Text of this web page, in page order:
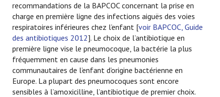
recommandations de la BAPCOC concernant la prise en
charge en première ligne des infections aiguës des voies
respiratoires inférieures chez l’enfant [voir BAPCOC, Guide
des antibiotiques 2012]. Le choix de l’antibiotique en
première ligne vise le pneumocoque, la bactérie la plus
fréquemment en cause dans les pneumonies
communautaires de l’enfant d’origine bactérienne en
Europe. La plupart des pneumocoques sont encore
sensibles à l’amoxicilline, l’antibiotique de premier choix.